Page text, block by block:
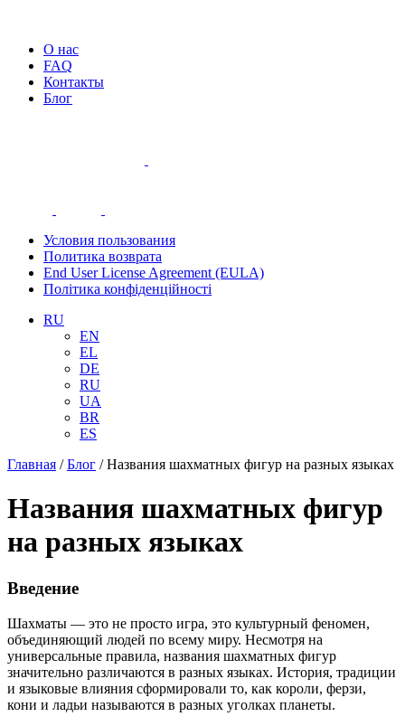
О нас
FAQ
Контакты
Блог
Условия пользования
Политика возврата
End User License Agreement (EULA)
Політика конфіденційності
RU
EN
EL
DE
RU
UA
BR
ES
Главная /Блог /Названия шахматных фигур на разных языках
Названия шахматных фигур
на разных языках
Введение
Шахматы — это не просто игра, это культурный феномен,
объединяющий людей по всему миру. Несмотря на
универсальные правила, названия шахматных фигур
значительно различаются в разных языках. История, традиции
и языковые влияния сформировали то, как короли, ферзи,
кони и ладьи называются в разных уголках планеты.